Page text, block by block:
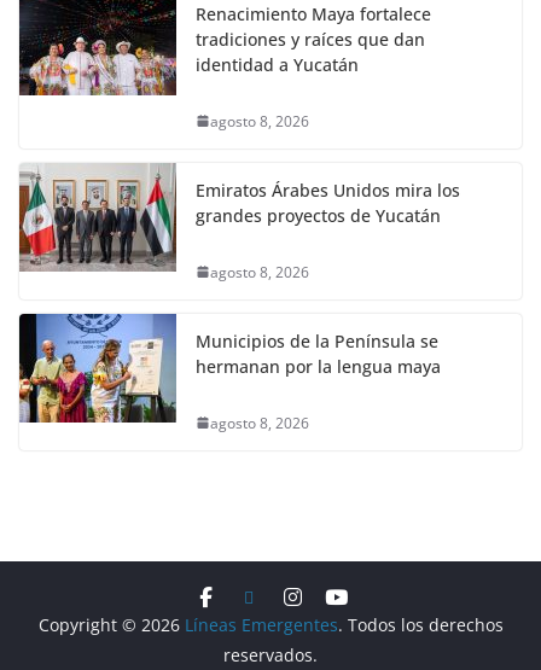
Renacimiento Maya fortalece
tradiciones y raíces que dan
identidad a Yucatán
agosto 8, 2026
Emiratos Árabes Unidos mira los
grandes proyectos de Yucatán
agosto 8, 2026
Municipios de la Península se
hermanan por la lengua maya
agosto 8, 2026
Copyright © 2026 Líneas Emergentes. Todos los derechos
reservados.